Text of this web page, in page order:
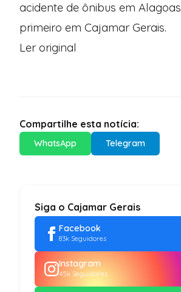
acidente de ônibus em Alagoas
primeiro em Cajamar Gerais.
Ler original
Compartilhe esta notícia:
WhatsApp Telegram
Siga o Cajamar Gerais
Facebook
83k Seguidores
Instagram
45k Seguidores